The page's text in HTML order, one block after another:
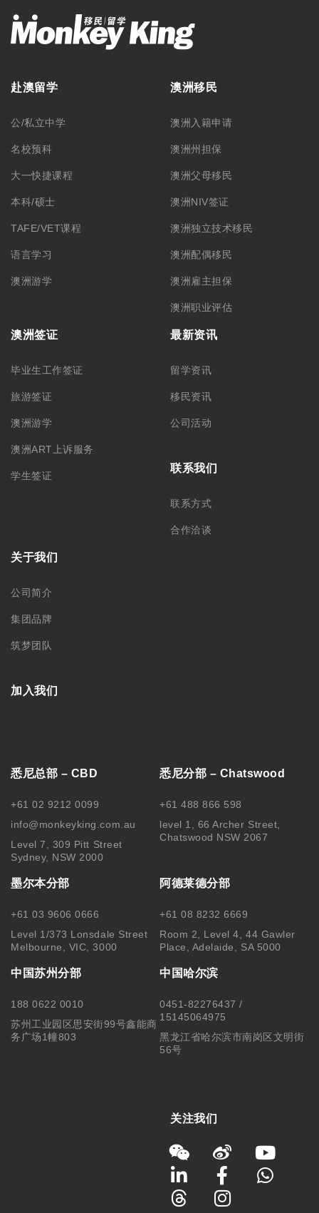
赴澳留学
公/私立中学
名校预科
大一快捷课程
本科/硕士
TAFE/VET课程
语言学习
澳洲游学
澳洲移民
澳洲入籍申请
澳洲州担保
澳洲父母移民
澳洲NIV签证
澳洲独立技术移民
澳洲配偶移民
澳洲雇主担保
澳洲职业评估
澳洲签证
毕业生工作签证
旅游签证
澳洲游学
澳洲ART上诉服务
学生签证
最新资讯
留学资讯
移民资讯
公司活动
联系我们
联系方式
合作洽谈
关于我们
公司简介
集团品牌
筑梦团队
加入我们
悉尼总部 – CBD
+61 02 9212 0099
info@monkeyking.com.au
Level 7, 309 Pitt Street
Sydney, NSW 2000
悉尼分部 – Chatswood
+61 488 866 598
level 1, 66 Archer Street,
Chatswood NSW 2067
墨尔本分部
+61 03 9606 0666
Level 1/373 Lonsdale Street
Melbourne, VIC, 3000
阿德莱德分部
+61 08 8232 6669
Room 2, Level 4, 44 Gawler
Place, Adelaide, SA 5000
中国苏州分部
188 0622 0010
苏州工业园区思安街99号鑫能商
务广场1幢803
中国哈尔滨
0451-82276437 /
15145064975
黑龙江省哈尔滨市南岗区文明街
56号
关注我们